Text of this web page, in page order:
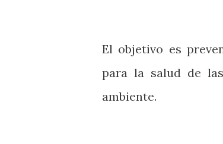
El objetivo es
para la salud de
ambiente.